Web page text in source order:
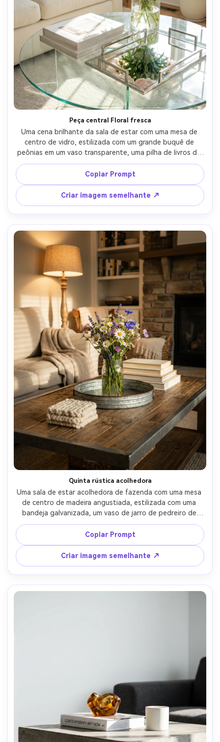
Peça central Floral fresca
Uma cena brilhante da sala de estar com uma mesa de
centro de vidro, estilizada com um grande buquê de
peônias em um vaso transparente, uma pilha de livros de
arte branca e uma bandeja espelhada refletindo a luz, luz
solar da tarde da primavera, destaques arejados, tirado
em Sony A7R V, 35mm, f/2.8, fotografia editorial de
decoração para casa, reflexos de vidro ultra realistas e
pétalas-AR 4:5
Copiar Prompt
Criar imagem semelhante ↗
Quinta rústica acolhedora
Uma sala de estar acolhedora de fazenda com uma mesa
de centro de madeira angustiada, estilizada com uma
bandeja galvanizada, um vaso de jarro de pedreiro de
flores silvestres, um conjunto de montanha-russa de
malha grossa e uma pilha de livros neutros, luz quente da
lâmpada com sombras suaves, tirada em Canon EOS R6,
50mm, f/1.8, vibe interior estilo de vida convidativo,
texturas fotorealistas, cor quente Grau-AR 4:5
Copiar Prompt
Criar imagem semelhante ↗